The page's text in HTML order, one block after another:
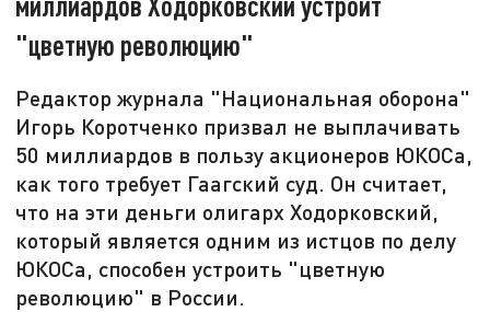
"цветную революцию"
Редактор журнала "Национальная оборона"
Игорь Коротченко призвал не выплачивать
50 миллиардов в пользу акционеров ЮКОСа,
как того требует Гаагский суд. Он считает,
что на эти деньги олигарх Ходорковский,
который является одним из истцов по делу
ЮКОСа, способен устроить "цветную
революцию" в России.